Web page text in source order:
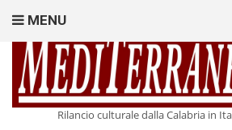
Rilancio culturale dalla Calabria in
MENU